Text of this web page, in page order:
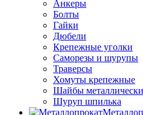
Анкеры
Болты
Гайки
Дюбели
Крепежные уголки
Саморезы и шурупы
Траверсы
Хомуты крепежные
Шайбы
Шуруп шпилька